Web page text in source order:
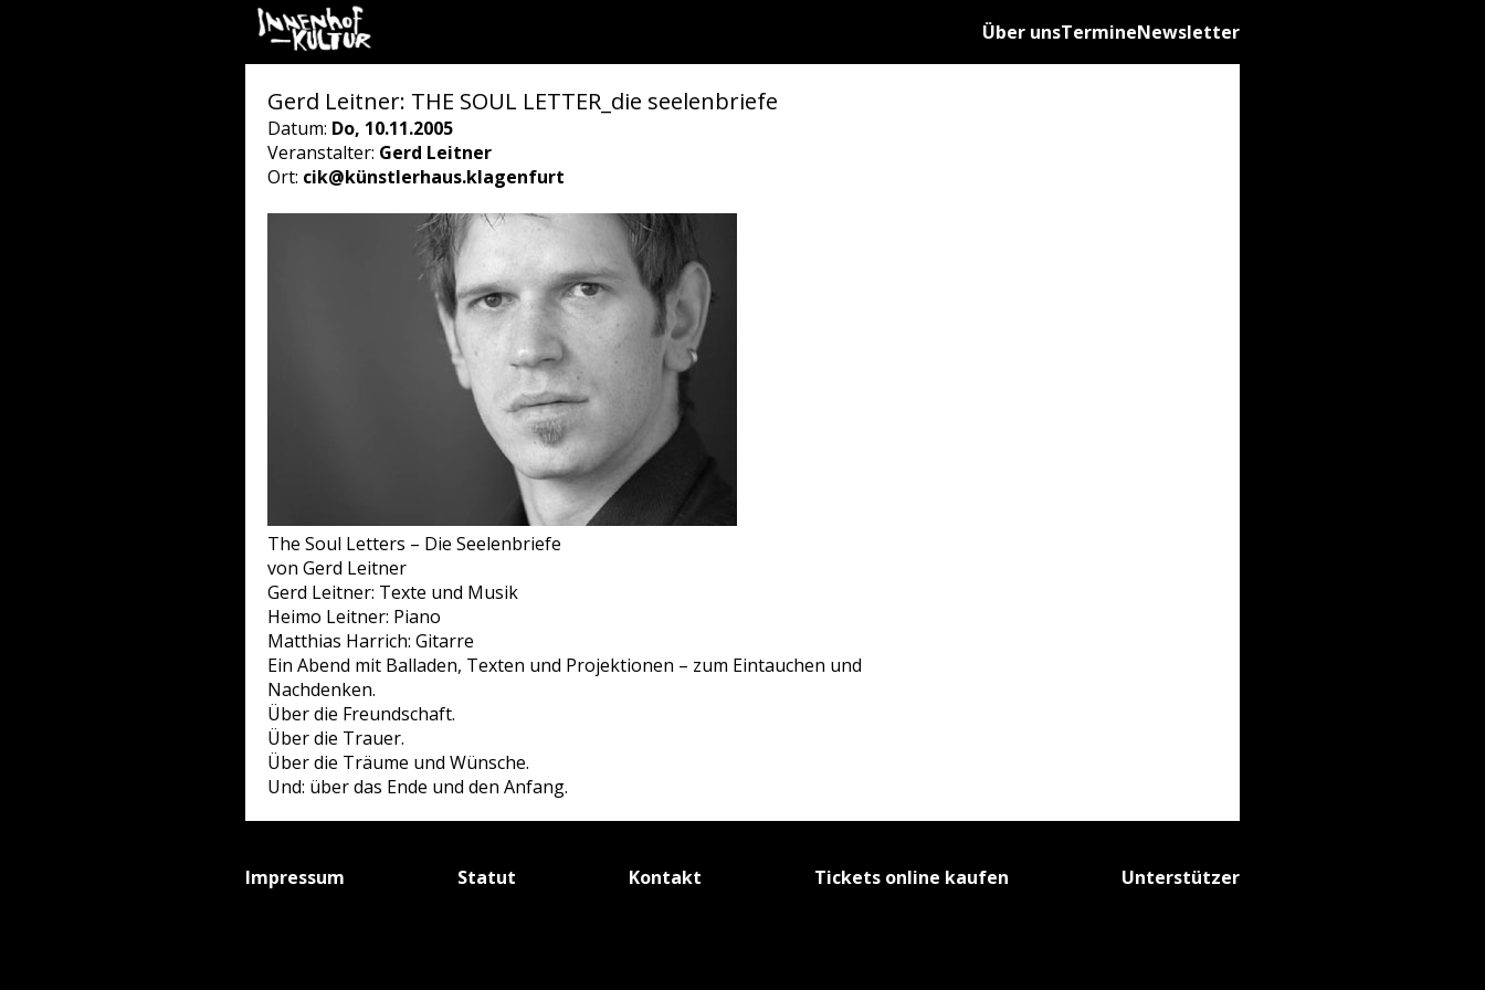
Über unsTermineNewsletter
Gerd Leitner: THE SOUL LETTER_die seelenbriefe
Datum: Do, 10.11.2005
Veranstalter: Gerd Leitner
Ort: cik@künstlerhaus.klagenfurt
The Soul Letters – Die Seelenbriefe
von Gerd Leitner
Gerd Leitner: Texte und Musik
Heimo Leitner: Piano
Matthias Harrich: Gitarre
Ein Abend mit Balladen, Texten und Projektionen – zum Eintauchen und
Nachdenken.
Über die Freundschaft.
Über die Trauer.
Über die Träume und Wünsche.
Und: über das Ende und den Anfang.
Impressum Statut Kontakt Tickets online kaufen Unterstützer